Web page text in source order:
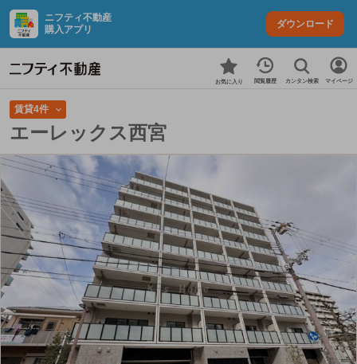
ニフティ不動産
購入アプリ
ダウンロード
お気に入り 閲覧履歴 カンタン検索 マイページ
賃貸4件
エーレックス西宮